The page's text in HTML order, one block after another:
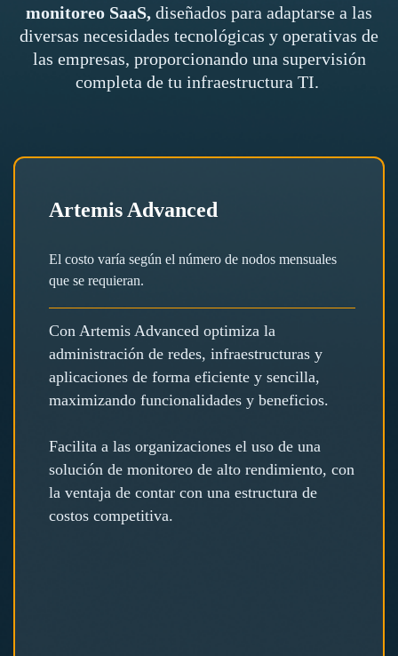
monitoreo SaaS, diseñados para adaptarse a las
diversas necesidades tecnológicas y operativas de
las empresas, proporcionando una supervisión
completa de tu infraestructura TI.
Artemis Advanced
El costo varía según el número de nodos mensuales
que se requieran.
Con Artemis Advanced optimiza la
administración de redes, infraestructuras y
aplicaciones de forma eficiente y sencilla,
maximizando funcionalidades y beneficios.
Facilita a las organizaciones el uso de una
solución de monitoreo de alto rendimiento, con
la ventaja de contar con una estructura de
costos competitiva.